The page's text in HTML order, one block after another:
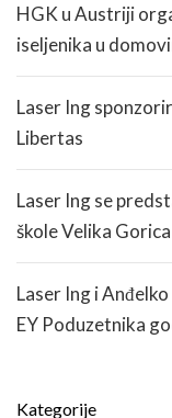
HGK u Austriji
iseljenika u
Laser Ing
Libertas
Laser Ing se
škole Velika Gorica
Laser Ing i
EY Poduzetnika
Kategorije